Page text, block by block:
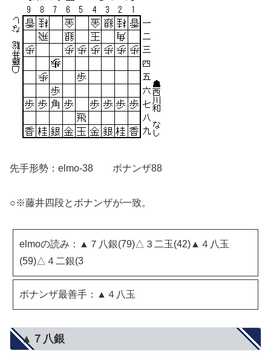
先手形勢：elmo-38 ボナンザ88
○※藤井四段とボナンザが一致。
elmoの読み：▲７八銀(79)△３二玉(42)▲４八玉
(59)△４二銀(3
ボナンザ最善手：▲４八玉
▲７八銀